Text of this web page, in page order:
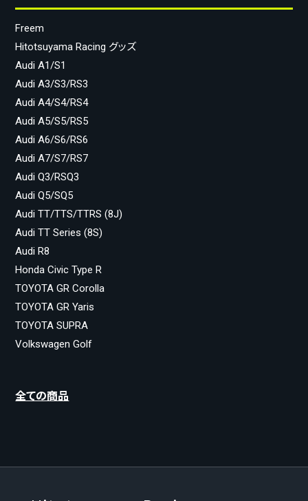
Freem
Hitotsuyama Racing グッズ
Audi A1/S1
Audi A3/S3/RS3
Audi A4/S4/RS4
Audi A5/S5/RS5
Audi A6/S6/RS6
Audi A7/S7/RS7
Audi Q3/RSQ3
Audi Q5/SQ5
Audi TT/TTS/TTRS (8J)
Audi TT Series (8S)
Audi R8
Honda Civic Type R
TOYOTA GR Corolla
TOYOTA GR Yaris
TOYOTA SUPRA
Volkswagen Golf
全ての商品